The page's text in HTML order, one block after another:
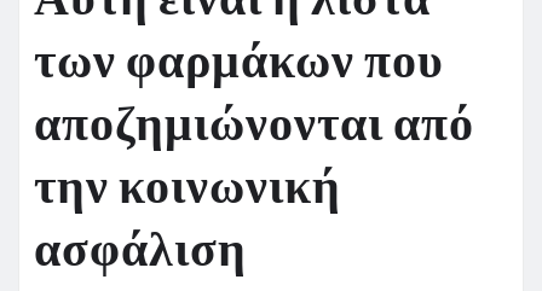
των φαρμάκων που
αποζημιώνονται από
την κοινωνική
ασφάλιση